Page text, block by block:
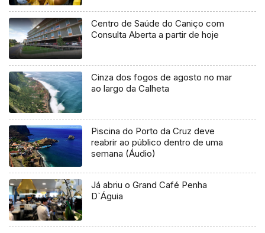
Centro de Saúde do Caniço com
Consulta Aberta a partir de hoje
Cinza dos fogos de agosto no mar
ao largo da Calheta
Piscina do Porto da Cruz deve
reabrir ao público dentro de uma
semana (Áudio)
Já abriu o Grand Café Penha
D`Águia